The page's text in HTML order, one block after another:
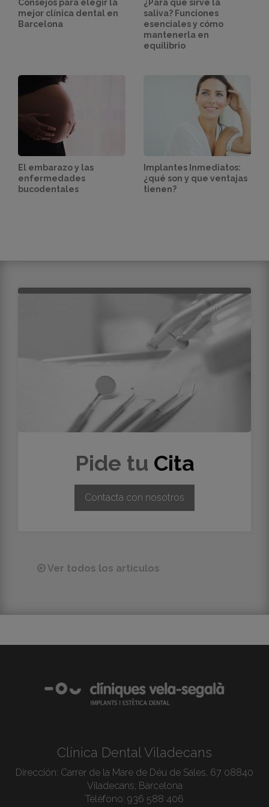
Consejos para elegir la
mejor clínica dental en
Barcelona
¿Para qué sirve la
saliva? Funciones
esenciales y cómo
mantenerla en
equilibrio
El embarazo y las
enfermedades
bucodentales
Implantes Inmediatos:
¿qué son y que ventajas
tienen?
Pide tu Cita
Contacta con nosotros
Ver todos los artículos
Clínica Dental Viladecans
Dirección: Carrer de la Mare de Déu de Sales, 67 08840
Viladecans, Barcelona
Teléfono: 936 588 406